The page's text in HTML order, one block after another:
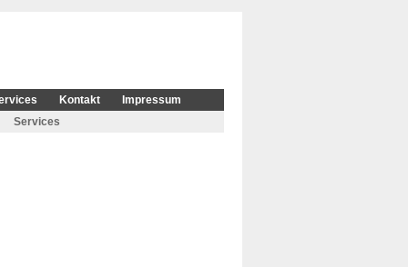
Kontakt
Impressum
Services